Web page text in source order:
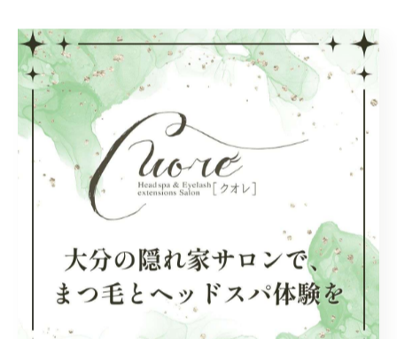
大分駅近くで受けるヘッドスパ
ヘッドスパ
< 前のページ 一覧に戻る 次のページ >
関連タグ
#ヘッドスパ